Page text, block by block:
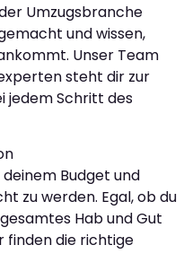
Umzugsbranche
und wissen,
Unser Team
steht dir zur
jedem Schritt des
Budget und
zu werden. Egal, ob du
Hab und Gut
die richtige